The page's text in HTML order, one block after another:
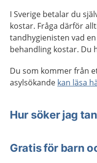
I Sverige betalar du
kostar. Fråga därför
tandhygienisten vad
behandling kostar. Du
Du som kommer från
asylsökande kan läsa
Hur söker jag
Gratis för barn